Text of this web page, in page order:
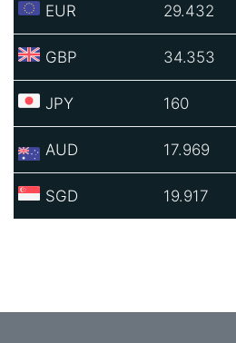
EUR 29.432
GBP 34.353
JPY 160
AUD 17.969
SGD 19.917